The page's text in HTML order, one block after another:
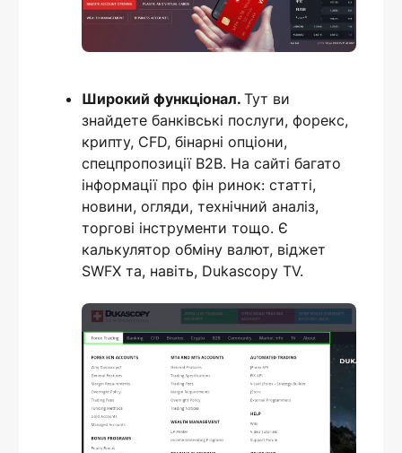
Широкий функціонал. Тут ви
знайдете банківські послуги, форекс,
крипту, CFD, бінарні опціони,
спецпропозиції B2B. На сайті багато
інформації про фін ринок: статті,
новини, огляди, технічний аналіз,
торгові інструменти тощо. Є
калькулятор обміну валют, віджет
SWFX та, навіть, Dukascopy TV.